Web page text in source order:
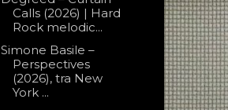
Calls (2026) | Hard
Rock melodic...
Simone Basile –
Perspectives
(2026), tra New
York ...